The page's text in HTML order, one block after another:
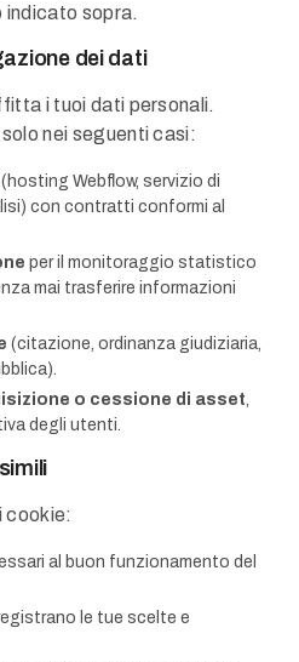
sopra.
dei dati
i tuoi dati personali.
nei seguenti casi:
(hosting Webflow, servizio di
con contratti conformi al
per il monitoraggio statistico
mai trasferire informazioni
(citazione, ordinanza giudiziaria,
o cessione di asset
degli utenti.
cookie:
al buon funzionamento del
le tue scelte e